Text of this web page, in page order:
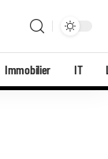
Immobilier IT